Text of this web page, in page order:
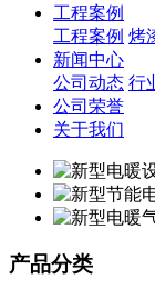
工程案例
工程案例 烤
新闻中心
公司动态 行
公司荣誉
关于我们
产品分类